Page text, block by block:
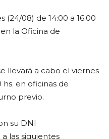
(24/08) de 14:00 a 16:00
la Oficina de
llevará a cabo el viernes
hs. en oficinas de
previo.
su DNI
las siguientes